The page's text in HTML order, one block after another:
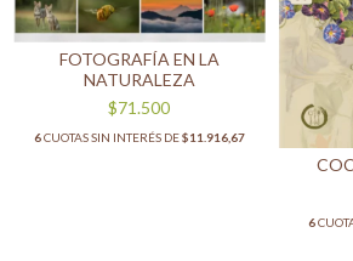
FOTOGRAFÍA EN LA
NATURALEZA
$71.500
6CUOTAS SIN INTERÉS DE$11.916,67
6